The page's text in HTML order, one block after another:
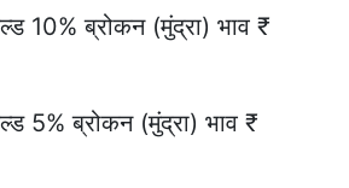
10% ब्रोकन (मुंद्रा) भाव ₹
5% ब्रोकन (मुंद्रा) भाव ₹